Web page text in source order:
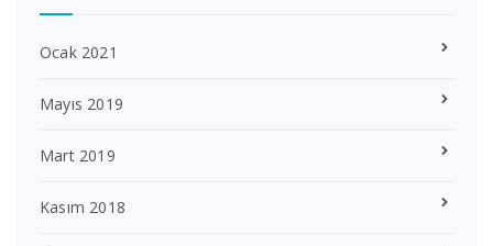
Ocak 2021
Mayıs 2019
Mart 2019
Kasım 2018